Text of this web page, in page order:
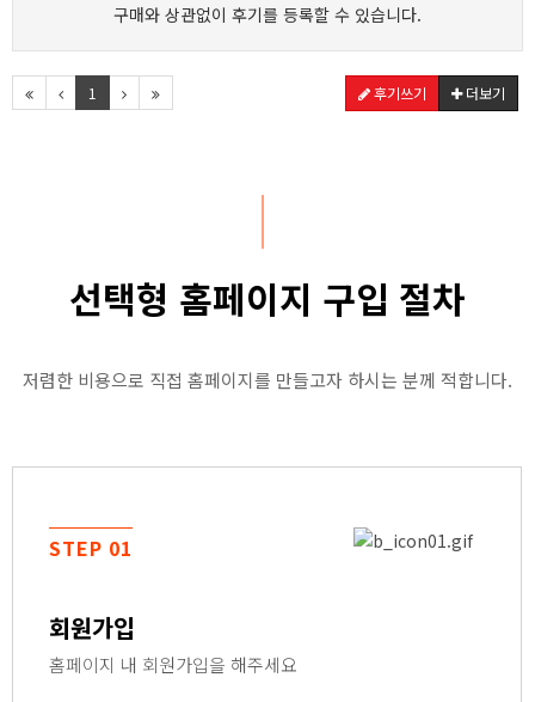
구매와 상관없이 후기를 등록할 수 있습니다.
1 후기쓰기 더보기
선택형 홈페이지 구입 절차
저렴한 비용으로 직접 홈페이지를 만들고자 하시는 분께 적합니다.
STEP 01
회원가입
홈페이지 내 회원가입을 해주세요